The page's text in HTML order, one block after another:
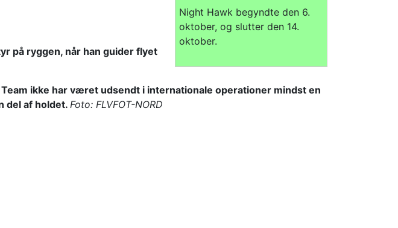
Night Hawk begyndte den 6.
oktober, og slutter den 14.
oktober.
på ryggen, når han guider flyet
ikke har været udsendt i internationale operationer mindst en
del af holdet. Foto: FLVFOT-NORD